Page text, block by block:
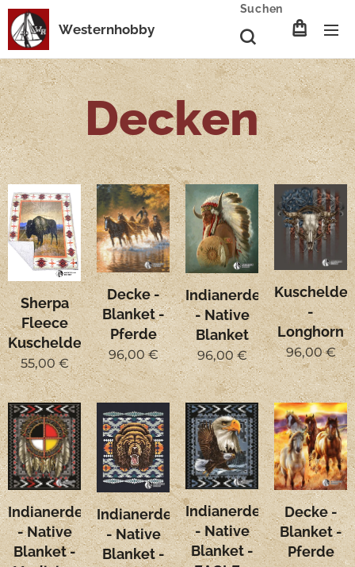
Westernhobby
Suchen
Decken
Sherpa
Fleece
Kuscheldecke
55,00€
Decke -
Blanket -
Pferde
96,00€
Indianerdecke
- Native
Blanket
96,00€
-
Longhorn
96,00€
Indianerdecke
- Native
Blanket -
Indianerdecke
- Native
Blanket -
Indianerdecke
- Native
Blanket -
Decke -
Blanket -
Pferde